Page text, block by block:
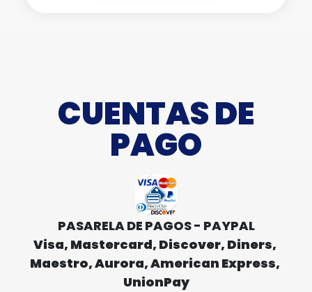
CUENTAS DE
PAGO
PASARELA DE PAGOS - PAYPAL
Visa, Mastercard, Discover, Diners,
Maestro, Aurora, American Express,
UnionPay